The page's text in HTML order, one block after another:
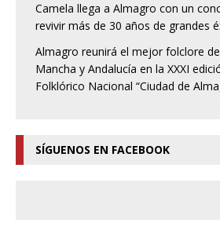
Camela llega a Almagro con un
revivir más de 30 años de grandes
Almagro reunirá el mejor folclore
Mancha y Andalucía en la XXXI
Folklórico Nacional “Ciudad de
SÍGUENOS EN FACEBOOK